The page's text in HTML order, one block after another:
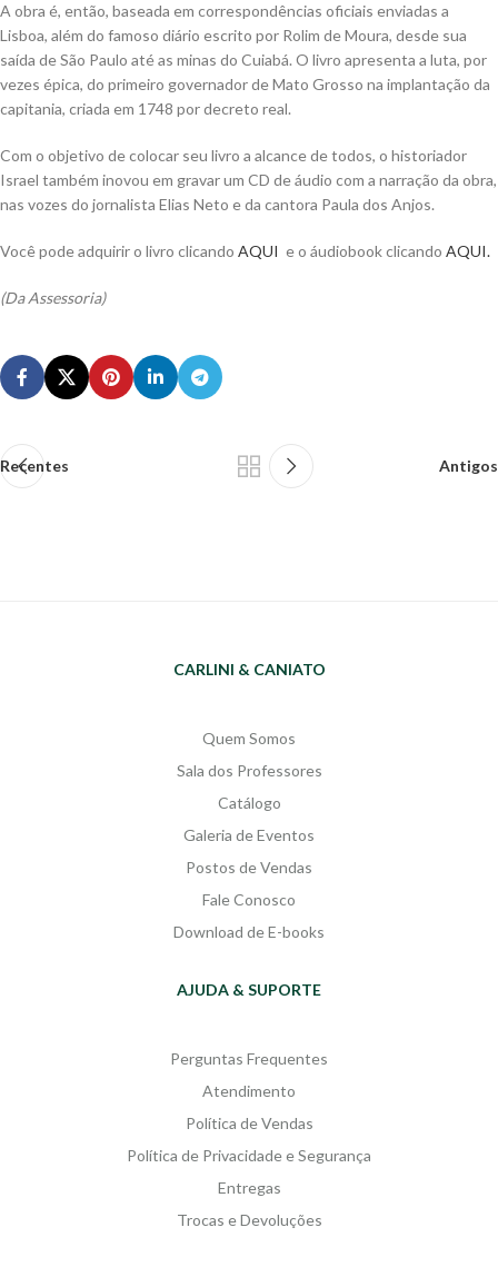
A obra é, então, baseada em correspondências oficiais enviadas a
Lisboa, além do famoso diário escrito por Rolim de Moura, desde sua
saída de São Paulo até as minas do Cuiabá. O livro apresenta a luta, por
vezes épica, do primeiro governador de Mato Grosso na implantação da
capitania, criada em 1748 por decreto real.
Com o objetivo de colocar seu livro a alcance de todos, o historiador
Israel também inovou em gravar um CD de áudio com a narração da obra,
nas vozes do jornalista Elias Neto e da cantora Paula dos Anjos.
Você pode adquirir o livro clicando AQUI e o áudiobook clicando AQUI.
(Da Assessoria)
Recentes Antigos
CARLINI & CANIATO
Quem Somos
Sala dos Professores
Catálogo
Galeria de Eventos
Postos de Vendas
Fale Conosco
Download de E-books
AJUDA & SUPORTE
Perguntas Frequentes
Atendimento
Política de Vendas
Política de Privacidade e Segurança
Entregas
Trocas e Devoluções